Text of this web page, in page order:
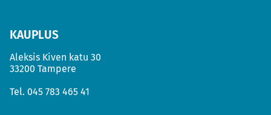
KAUPLUS
Aleksis Kiven katu 30
33200 Tampere
Tel. 045 783 465 41